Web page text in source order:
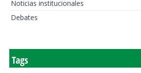
Noticias institucionales
Debates
Tags